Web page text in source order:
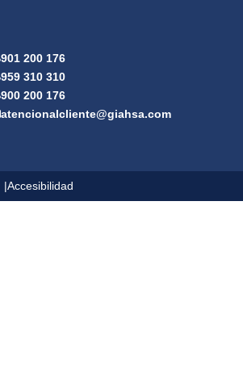
901 200 176
959 310 310
900 200 176
atencionalcliente@giahsa.com
Accesibilidad